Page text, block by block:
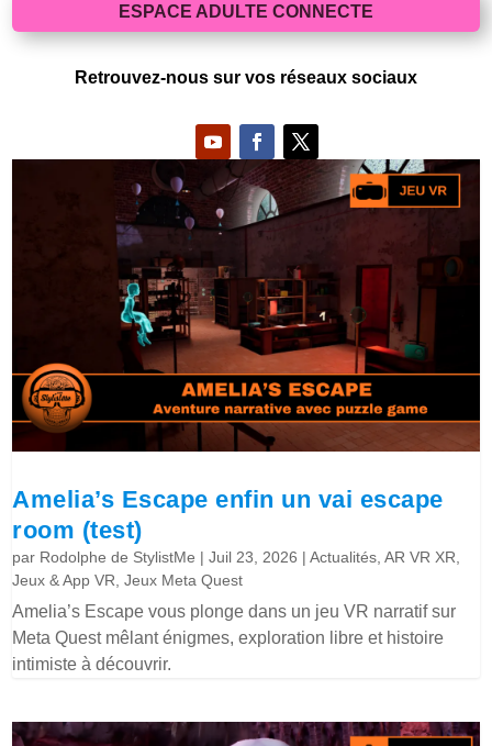
ESPACE ADULTE CONNECTE
Retrouvez-nous sur vos réseaux sociaux
Amelia’s Escape enfin un vai escape
room (test)
par Rodolphe de StylistMe |Juil 23, 2026 |Actualités ,AR VR XR
Jeux & App VR ,Jeux Meta Quest
Amelia’s Escape vous plonge dans un jeu VR narratif sur
Meta Quest mêlant énigmes, exploration libre et histoire
intimiste à découvrir.